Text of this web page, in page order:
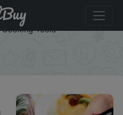
Milk Foamer Coffee Whisk
Beater Mini Frother Handle
Tools